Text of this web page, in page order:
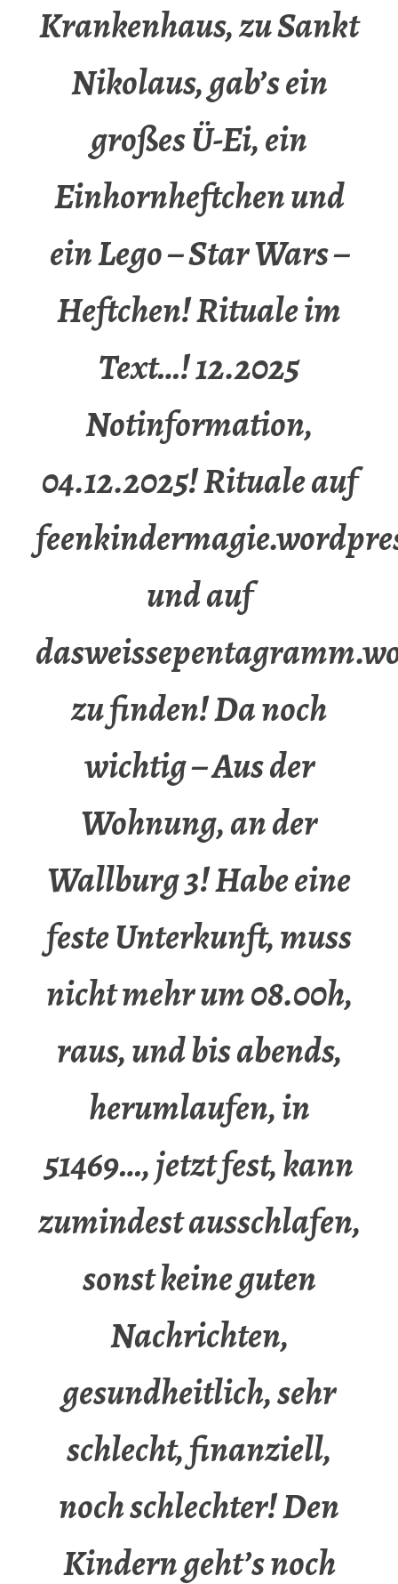
Krankenhaus, zu Sankt
Nikolaus, gab’s ein
großes Ü-Ei, ein
Einhornheftchen und
ein Lego – Star Wars –
Heftchen! Rituale im
Text…! 12.2025
Notinformation,
04.12.2025! Rituale auf
und auf
zu finden! Da noch
wichtig – Aus der
Wohnung, an der
Wallburg 3! Habe eine
feste Unterkunft, muss
nicht mehr um 08.00h,
raus, und bis abends,
herumlaufen, in
51469…, jetzt fest, kann
zumindest ausschlafen,
sonst keine guten
Nachrichten,
gesundheitlich, sehr
schlecht, finanziell,
noch schlechter! Den
Kindern geht’s noch